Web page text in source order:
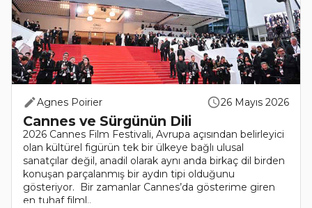
Agnes Poirier 26 Mayıs 2026
Cannes ve Sürgünün Dili
2026 Cannes Film Festivali, Avrupa açısından belirleyici
olan kültürel figürün tek bir ülkeye bağlı ulusal
sanatçılar değil, anadil olarak aynı anda birkaç dil birden
konuşan parçalanmış bir aydın tipi olduğunu
gösteriyor. Bir zamanlar Cannes’da gösterime giren
en tuhaf filml..